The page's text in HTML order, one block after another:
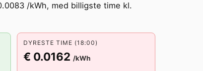
/kWh, med billigste time kl.
DYRESTE TIME (18:00)
€ 0.0162 /kWh